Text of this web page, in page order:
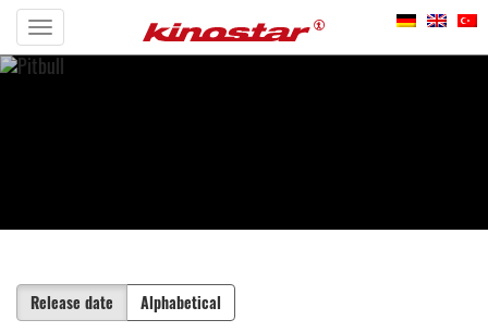
Toggle
navigation
Weltweit erhältlich
Release date Alphabetical